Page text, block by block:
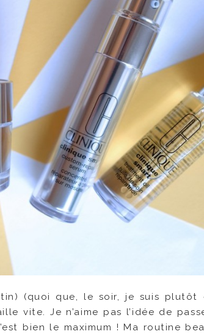
(quoi que, le soir, je suis plutôt
vite. Je n’aime pas l’idée de
bien le maximum ! Ma routine